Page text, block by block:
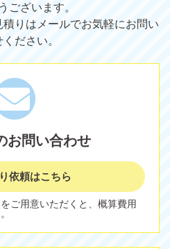
ございます。
りはメールでお気軽にお問い
ださい。
お問い合わせ
依頼はこちら
ご用意いただくと、概算費用